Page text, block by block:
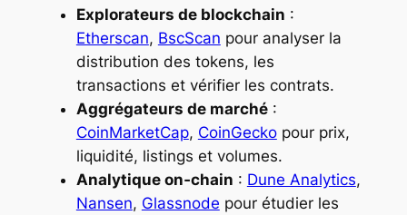
Explorateurs de blockchain :
Etherscan, BscScan pour analyser la
distribution des tokens, les
transactions et vérifier les contrats.
Aggrégateurs de marché:
CoinMarketCap, CoinGeckopour prix,
liquidité, listings et volumes.
Analytique on‑chain : Dune Analytics,
Nansen, Glassnode pour étudier les